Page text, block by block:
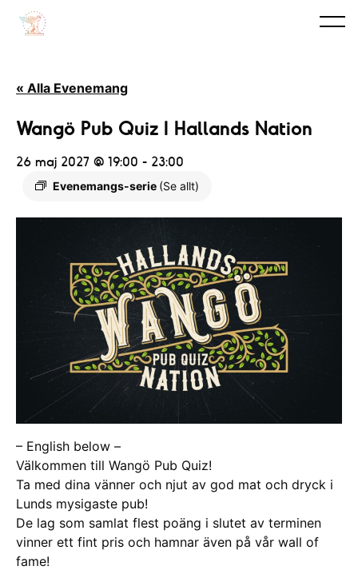
« Alla Evenemang
Wangö Pub Quiz I Hallands Nation
26 maj 2027 @ 19:00 - 23:00
Evenemangs-serie (Se allt)
– English below –
Välkommen till Wangö Pub Quiz!
Ta med dina vänner och njut av god mat och dryck i
Lunds mysigaste pub!
De lag som samlat flest poäng i slutet av terminen
vinner ett fint pris och hamnar även på vår wall of
fame!